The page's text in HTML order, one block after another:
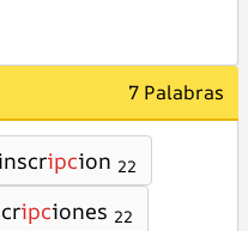
7 Palabras
ipcion 22
ipciones 22